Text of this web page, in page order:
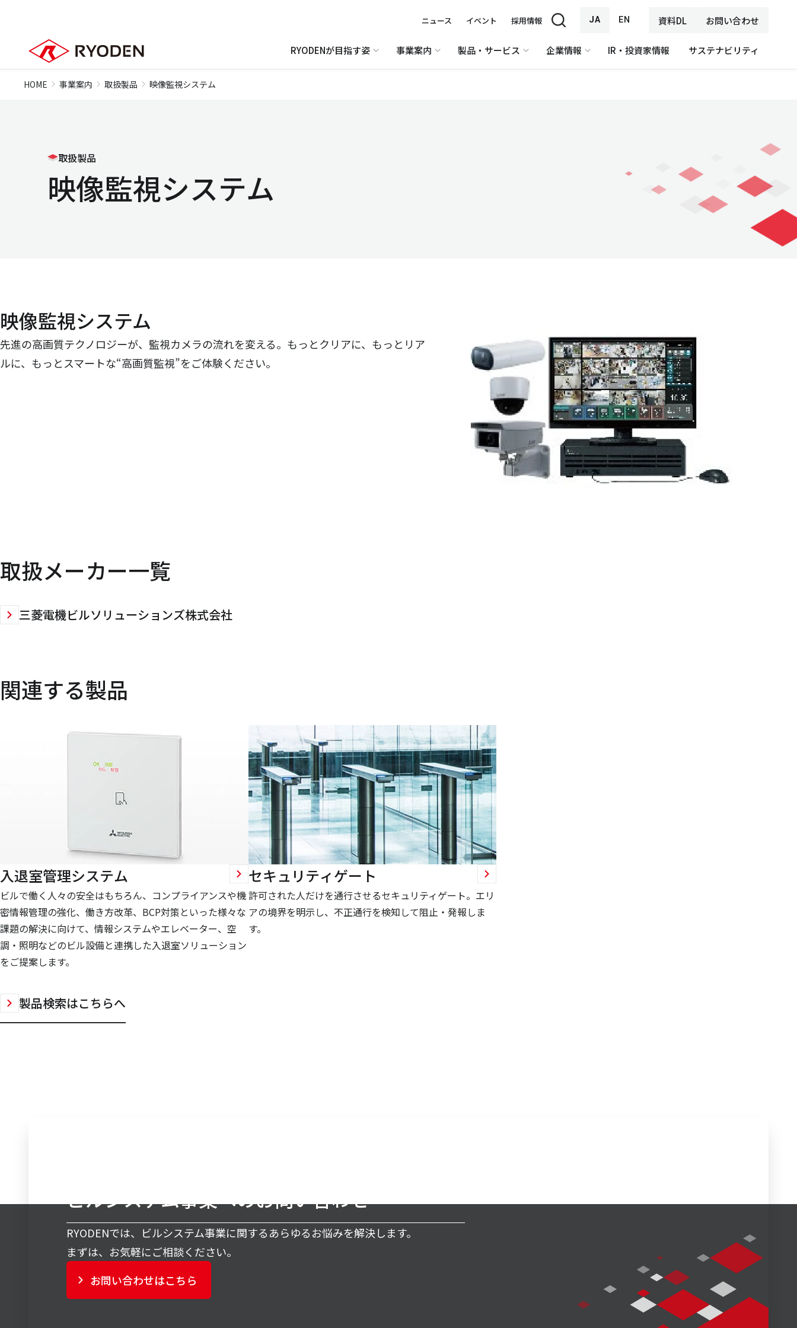
ニュース イベント 採用情報 JA EN 資料DL お問い合わせ
RYODENが目指す姿 事業案内 製品・サービス 企業情報 IR・投資家情報 サステナビリティ
HOME 事業案内 取扱製品 映像監視システム
取扱製品
映像監視システム
映像監視システム
先進の高画質テクノロジーが、監視カメラの流れを変える。もっとクリアに、もっとリア
ルに、もっとスマートな“高画質監視”をご体験ください。
取扱メーカー一覧
三菱電機ビルソリューションズ株式会社
関連する製品
入退室管理システム
ビルで働く人々の安全はもちろん、コンプライアンスや機
密情報管理の強化、働き方改革、BCP対策といった様々な
課題の解決に向けて、情報システムやエレベーター、空
調・照明などのビル設備と連携した入退室ソリューション
をご提案します。
セキュリティゲート
許可された人だけを通行させるセキュリティゲート。エリ
アの境界を明示し、不正通行を検知して阻止・発報しま
す。
製品検索はこちらへ
ビルシステム事業へのお問い合わせ
RYODENでは、ビルシステム事業に関するあらゆるお悩みを解決します。
まずは、お気軽にご相談ください。
お問い合わせはこちら